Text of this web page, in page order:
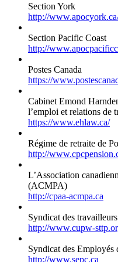
Section York
http://
Section Pacific Coast
http://
Postes Canada
https://
Cabinet Emond
l’emploi et relations de
https://www.ehlaw.ca/
Régime de retraite de
http://
L’Association
(ACMPA)
http://cpaa-acmpa.ca
Syndicat des
http://www.cupw-
Syndicat des Employés
http://www.sepc.ca